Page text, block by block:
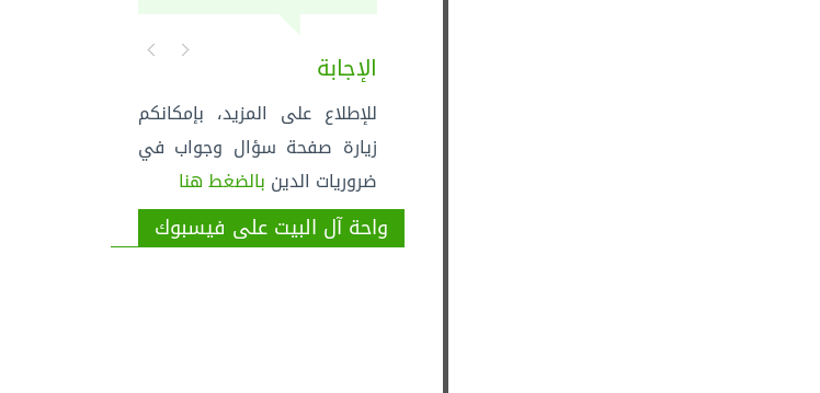
الإجابة
للإطلاع على المزيد، بإمكانكم
زيارة صفحة سؤال وجواب في
ضروريات الدين بالضغط هنا
واحة آل البيت على فيسبوك